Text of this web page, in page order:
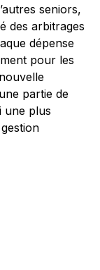
seniors,
des arbitrages
dépense
pour les
partie de
une plus